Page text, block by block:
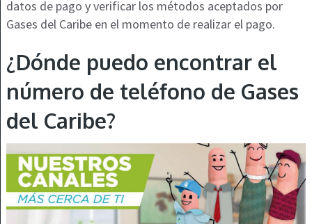
datos de pago y verificar los métodos aceptados por
Gases del Caribe en el momento de realizar el pago.
¿Dónde puedo encontrar el
número de teléfono de Gases
del Caribe?